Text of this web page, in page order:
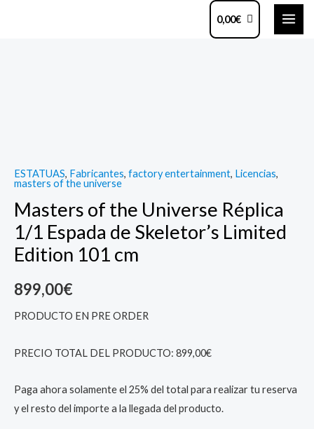
0,00€
ESTATUAS, Fabricantes, factory entertainment, Licencias,
masters of the universe
Masters of the Universe Réplica
1/1 Espada de Skeletor’s Limited
Edition 101 cm
899,00€
PRODUCTO EN PRE ORDER
PRECIO TOTAL DEL PRODUCTO: 899,00€
Paga ahora solamente el 25% del total para realizar tu reserva
y el resto del importe a la llegada del producto.
Espada
Skeletor's
Limited
Edition
cm